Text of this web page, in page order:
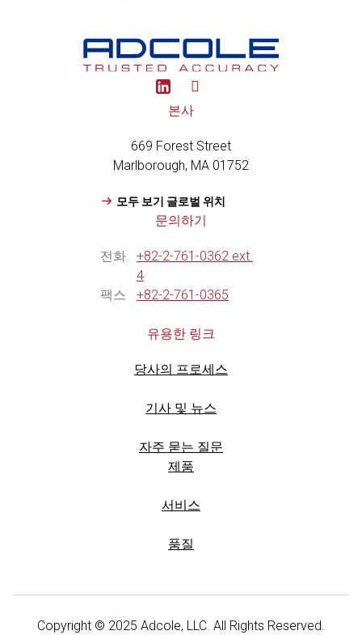
Y
o
b
e
본사
669 Forest Street
Marlborough, MA 01752
모두 보기 글로벌 위치
문의하기
전화
+82-2-761-0362 ext.
4
팩스
+82-2-761-0365
유용한 링크
당사의 프로세스
기사 및 뉴스
자주 묻는 질문
제품
서비스
품질
Copyright © 2025 Adcole, LLC. All Rights Reserved.